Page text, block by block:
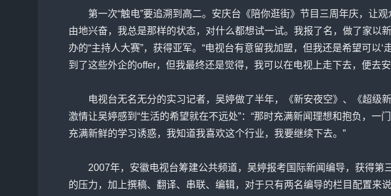
第一次“触电”要追溯到高二。安庆台《陪你逛街》节目三周年庆，让观
由地兴奋，我总是那样的状态，对什么都想试一试。我报了名，做了家以
办的“主持人大赛”，获得亚军。“电视台有意留我加盟，但我还是希望可
到了这些外企的offer，但我最终还是觉得，我可以在电视上走下去，便去
电视台无名无分的实习记者，吴婷做了半年，《新安夜空》、《超级
激情让吴婷感到“生活的希望就在不远处”：“那时充满新闻理想和抱负，
充满新鲜的学习诱惑，我知道我喜欢这个行业，我要继续下去。”
2007年，安徽电视台筹建公共频道，吴婷报考国际新闻编导，获得第
的压力，加上撰稿、翻译、串联、编辑，对于只有两名编导的栏目配置